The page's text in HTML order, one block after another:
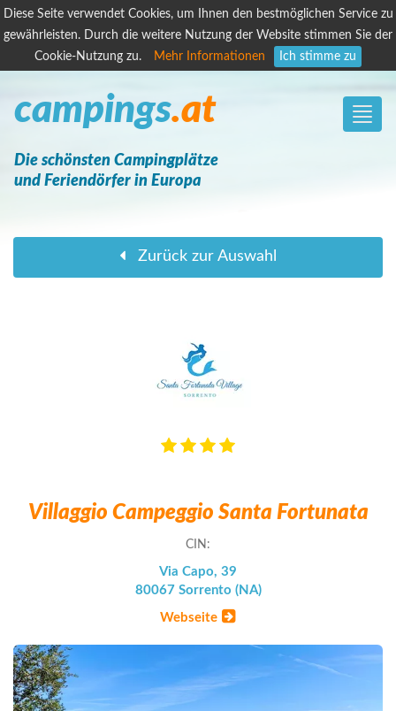
Diese Seite verwendet Cookies, um Ihnen den bestmöglichen Service zu
gewährleisten. Durch die weitere Nutzung der Website stimmen Sie der
Cookie-Nutzung zu.
Mehr Informationen Ich stimme zu
Toggle
campings.at
Die schönsten Campingplätze
und Feriendörfer in Europa
Zurück zur Auswahl
Villaggio Campeggio Santa Fortunata
CIN:
Via Capo, 39
80067 Sorrento (NA)
Webseite